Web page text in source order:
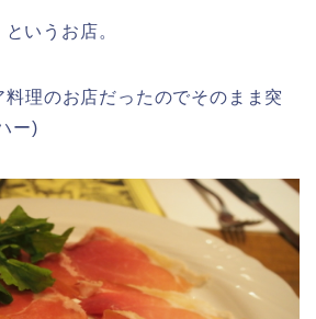
というお店。
理のお店だったのでそのまま突
ー)